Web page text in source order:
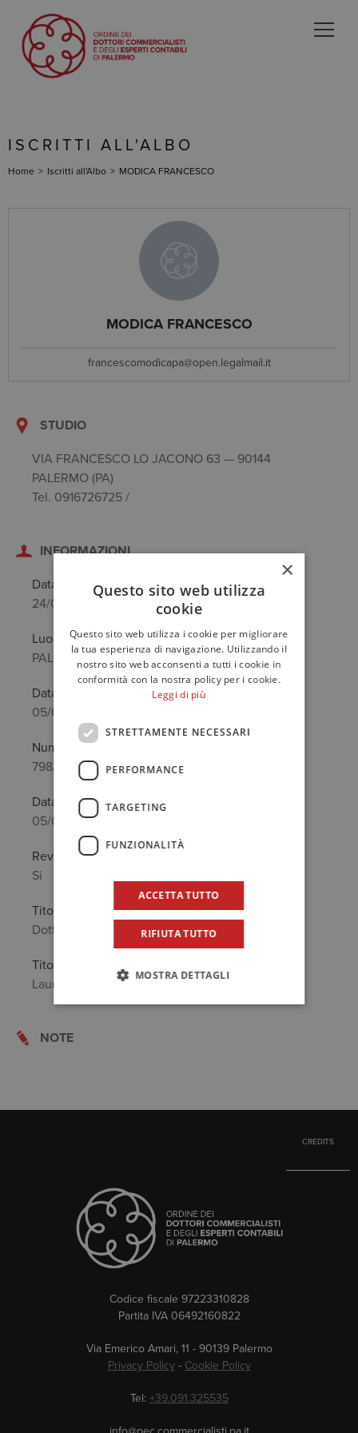
ISCRITTI ALL'ALBO
Home > Iscritti all'Albo > MODICA FRANCESCO
MODICA FRANCESCO
francescomodicapa@open.legalmail.it
STUDIO
VIA FRANCESCO LO JACONO 63 — 90144
PALERMO (PA)
Tel. 0916726725 /
INFORMAZIONI
Data di nascita
24/02/1964
Luogo di nascita
PALERMO (PA)
Data anzianità
05/03/1993
Numero
798/A
Data prima iscrizione
05/03/1993
Revisore legale
Si
Titolo Professionale
Dottore Commercialista
Titolo di Studio
Laurea in: Economia e Commercio
NOTE
CREDITS
Codice fiscale 97223310828
Partita IVA 06492160822
Via Emerico Amari, 11 - 90139 Palermo
Privacy Policy- Cookie Policy
Tel: +39.091.325535
×
Questo sito web utilizza
cookie
Questo sito web utilizza i cookie per migliorare
la tua esperienza di navigazione. Utilizzando il
nostro sito web acconsenti a tutti i cookie in
conformità con la nostra policy per i cookie.
Leggi di più
STRETTAMENTE NECESSARI
PERFORMANCE
TARGETING
FUNZIONALITÀ
ACCETTA TUTTO
RIFIUTA TUTTO
MOSTRA DETTAGLI